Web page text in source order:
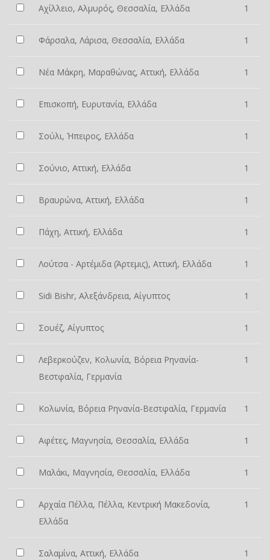
Αχίλλειο, Αλμυρός, Θεσσαλία, Ελλάδα 1
Φάρσαλα, Λάρισα, Θεσσαλία, Ελλάδα 1
Νέα Μάκρη, Μαραθώνας, Αττική, Ελλάδα 1
Επισκοπή, Ευρυτανία, Ελλάδα 1
Σούλι, Ήπειρος, Ελλάδα 1
Σούνιο, Αττική, Ελλάδα 1
Βραυρώνα, Αττική, Ελλάδα 1
Πάχη, Αττική, Ελλάδα 1
Λούτσα - Αρτέμιδα (Άρτεμις), Αττική, Ελλάδα 1
Sidi Bishr, Αλεξάνδρεια, Αίγυπτος 1
Σουέζ, Αίγυπτος 1
Λεβερκούζεν, Κολωνία, Βόρεια Ρηνανία-
Βεστφαλία, Γερμανία
1
Κολωνία, Βόρεια Ρηνανία-Βεστφαλία, Γερμανία 1
Αφέτες, Μαγνησία, Θεσσαλία, Ελλάδα 1
Μαλάκι, Μαγνησία, Θεσσαλία, Ελλάδα 1
Αρχαία Πέλλα, Πέλλα, Κεντρική Μακεδονία,
Ελλάδα
1
Σαλαμίνα, Αττική, Ελλάδα 1